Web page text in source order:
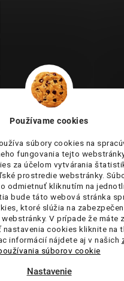
Používame cookies
súbory cookies na
fungovania tejto
za účelom vytvárania
prostredie webstránky.
odmietnuť kliknutím na
bude táto webová stránka
ktoré slúžia na
V prípade že máte
cookies kliknite na
informácií nájdete aj v našich
súborov cookie
Nastavenie